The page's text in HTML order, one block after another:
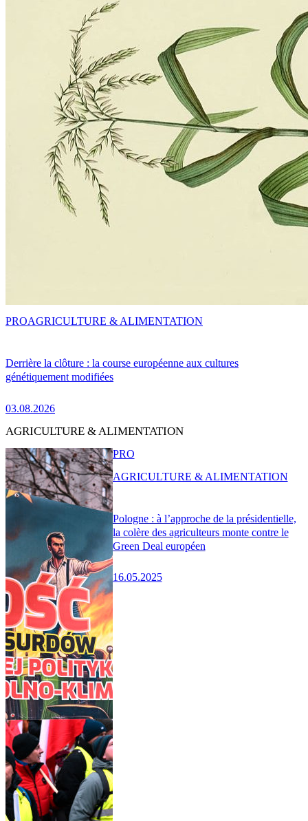
Derrière la clôture : la course européenne aux cultures
génétiquement modifiées
03.08.2026
PROAGRICULTURE & ALIMENTATION
AGRICULTURE & ALIMENTATION
Pologne : à l’approche de la présidentielle,
la colère des agriculteurs monte contre le
Green Deal européen
16.05.2025
PRO
AGRICULTURE & ALIMENTATION